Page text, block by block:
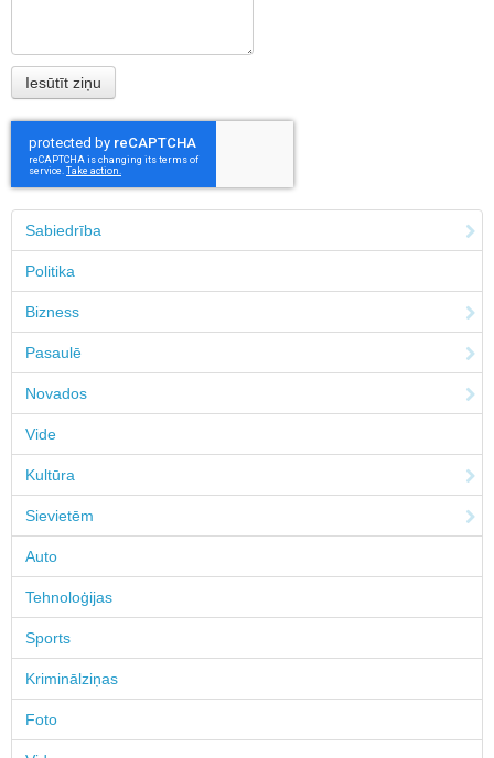
Sabiedrība
Politika
Bizness
Pasaulē
Novados
Vide
Kultūra
Sievietēm
Auto
Tehnoloģijas
Sports
Kriminālziņas
Foto